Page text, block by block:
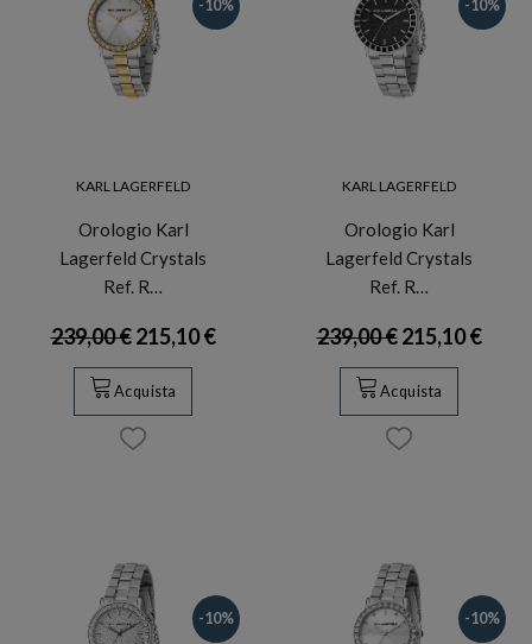
-10%
KARL LAGERFELD
Orologio Karl
Lagerfeld Crystals
Ref. R…
239,00 €215,10 €
Acquista
-10%
KARL LAGERFELD
Orologio Karl
Lagerfeld Crystals
Ref. R…
239,00 €215,10 €
Acquista
-10% -10%